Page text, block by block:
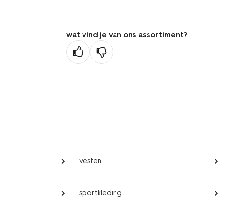
wat vind je van ons assortiment?
vesten
sportkleding